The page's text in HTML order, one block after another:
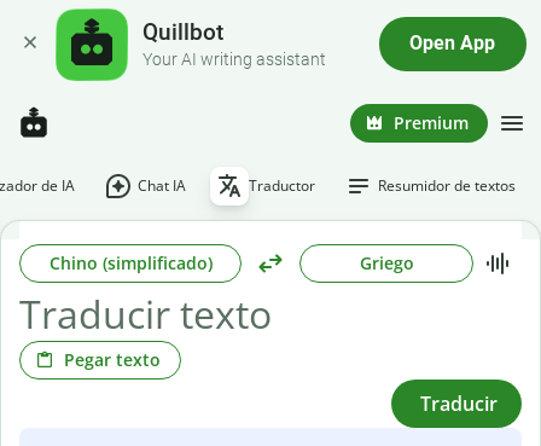
Quillbot
Your AI writing assistant
Open App
Premium
de IA Chat IA Traductor Resumidor de textos
Chino (simplificado) Griego
Pegar texto
Traducir